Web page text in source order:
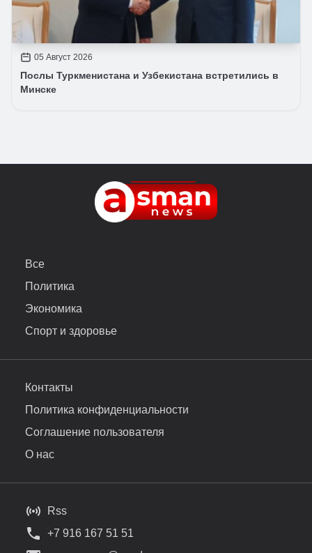
05 Август 2026
Послы Туркменистана и Узбекистана встретились в
Минске
Все
Политика
Экономика
Спорт и здоровье
Контакты
Политика конфиденциальности
Соглашение пользователя
О нас
Rss
+7 916 167 51 51